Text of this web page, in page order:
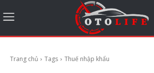
Trang chủ Tags Thuế nhập khẩu